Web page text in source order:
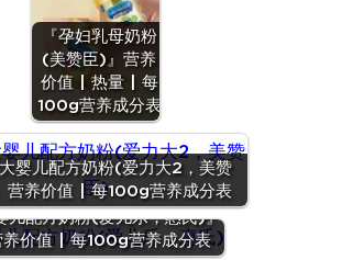
『孕妇乳母奶粉
(美赞臣)』营养
价值 | 热量 | 每
100g营养成分表
大婴儿配方奶粉(爱力大2，美赞
营养价值 | 每100g营养成分表
儿配方奶粉(爱儿乐，惠氏)』
养价值 | 每100g营养成分表